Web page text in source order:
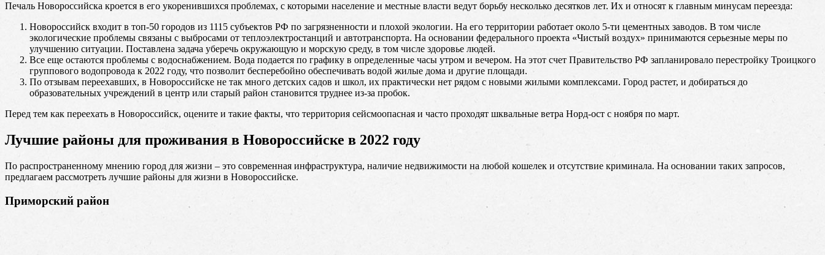
Печаль Новороссийска кроется в его укоренившихся проблемах, с которыми население и местные власти ведут борьбу несколько десятков лет. Их и относят к главным минусам переезда:
Новороссийск входит в топ-50 городов из 1115 субъектов РФ по загрязненности и плохой экологии. На его территории работает около 5-ти цементных заводов. В том числе
экологические проблемы связаны с выбросами от теплоэлектростанций и автотранспорта. На основании федерального проекта «Чистый воздух» принимаются серьезные меры по
улучшению ситуации. Поставлена задача уберечь окружающую и морскую среду, в том числе здоровье людей.
Все еще остаются проблемы с водоснабжением. Вода подается по графику в определенные часы утром и вечером. На этот счет Правительство РФ запланировало перестройку Троицкого
группового водопровода к 2022 году, что позволит бесперебойно обеспечивать водой жилые дома и другие площади.
По отзывам переехавших, в Новороссийске не так много детских садов и школ, их практически нет рядом с новыми жилыми комплексами. Город растет, и добираться до
образовательных учреждений в центр или старый район становится труднее из-за пробок.
Перед тем как переехать в Новороссийск, оцените и такие факты, что территория сейсмоопасная и часто проходят шквальные ветра Норд-ост с ноября по март.
Лучшие районы для проживания в Новороссийске в 2022 году
По распространенному мнению город для жизни – это современная инфраструктура, наличие недвижимости на любой кошелек и отсутствие криминала. На основании таких запросов,
предлагаем рассмотреть лучшие районы для жизни в Новороссийске.
Приморский район